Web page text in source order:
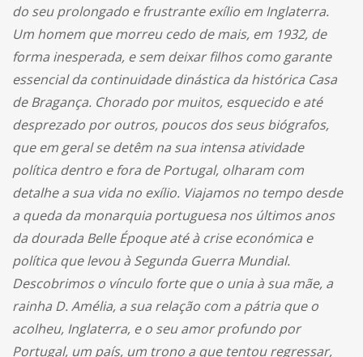
do seu prolongado e frustrante exílio em Inglaterra.
Um homem que morreu cedo de mais, em 1932, de
forma inesperada, e sem deixar filhos como garante
essencial da continuidade dinástica da histórica Casa
de Bragança. Chorado por muitos, esquecido e até
desprezado por outros, poucos dos seus biógrafos,
que em geral se detêm na sua intensa atividade
política dentro e fora de Portugal, olharam com
detalhe a sua vida no exílio. Viajamos no tempo desde
a queda da monarquia portuguesa nos últimos anos
da dourada Belle Époque até à crise económica e
política que levou à Segunda Guerra Mundial.
Descobrimos o vínculo forte que o unia à sua mãe, a
rainha D. Amélia, a sua relação com a pátria que o
acolheu, Inglaterra, e o seu amor profundo por
Portugal, um país, um trono a que tentou regressar,